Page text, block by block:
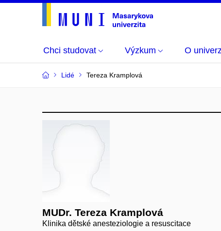
Chci studovat Výzkum O
Lidé Tereza Kramplová
MUDr. Tereza Kramplová
Klinika dětské anesteziologie a resuscitace